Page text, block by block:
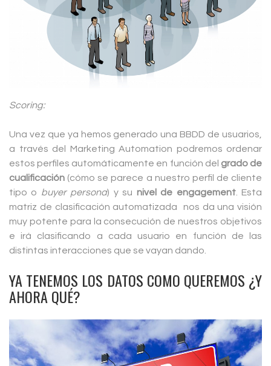
Scoring:
Una vez que ya hemos generado una BBDD de usuarios,
a través del Marketing Automation podremos ordenar
estos perfiles automáticamente en función del grado de
cualificación (cómo se parece a nuestro perfil de cliente
tipo o buyer persona) y su nivel de engagement. Esta
matriz de clasificación automatizada nos da una visión
muy potente para la consecución de nuestros objetivos
e irá clasificando a cada usuario en función de las
distintas interacciones que se vayan dando.
YA TENEMOS LOS DATOS COMO QUEREMOS ¿Y
AHORA QUÉ?